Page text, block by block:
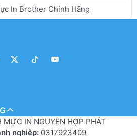
In Brother Chính Hãng
MỰC IN NGUYỄN HỢP PHÁT
nghiệp: 0317923409